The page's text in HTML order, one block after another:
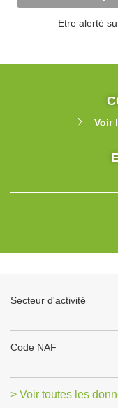
Etre alerté
Voir
Secteur d'activité
Code NAF
> Voir toutes les